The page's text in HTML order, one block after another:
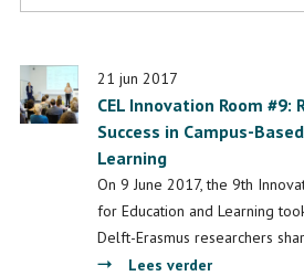
21 jun 2017
CEL Innovation Room #9:
Success in Campus-
Learning
On 9 June 2017, the 9th
for Education and Learning
Delft-Erasmus researchers
Lees verderover